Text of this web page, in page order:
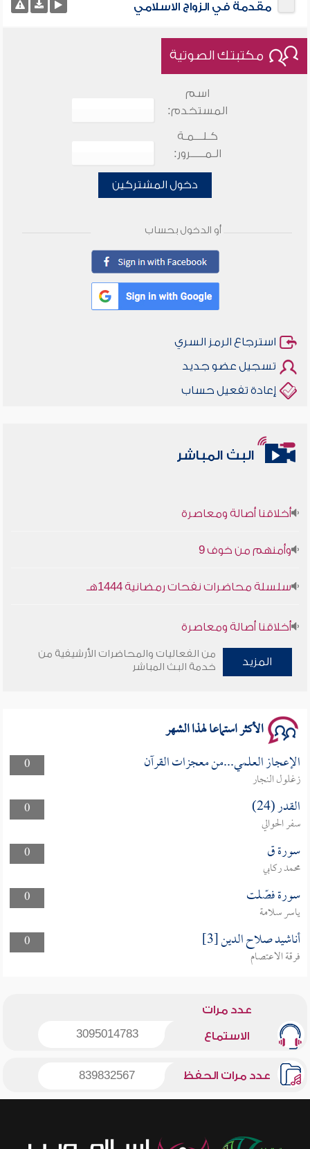
مقدمة في الزواج الاسلامي
مكتبتك الصوتية
اسم
المستخدم:
كـلـــمـة
الـمـــــرور:
دخول المشتركين
أو الدخول بحساب
استرجاع الرمز السري
تسجيل عضو جديد
إعادة تفعيل حساب
البث المباشر
أخلاقنا أصالة ومعاصرة
وأمنهم من خوف 9
سلسلة محاضرات نفحات رمضانية 1444هـ
أخلاقنا أصالة ومعاصرة
وأمنهم من خوف 9
المزيد
من الفعاليات والمحاضرات الأرشيفية من
خدمة البث المباشر
الأكثر استماعا لهذا الشهر
0 الإعجاز العلمي...من معجزات القرآن
زغلول النجار
0
القدر (24)
سفر الحوالي
0
سورة ق
محمد ركابي
0
سورة فصّلت
ياسر سلامة
0
أناشيد صلاح الدين [3]
فرقة الاعتصام
عدد مرات
الاستماع 3095014783
عدد مرات الحفظ 839832567